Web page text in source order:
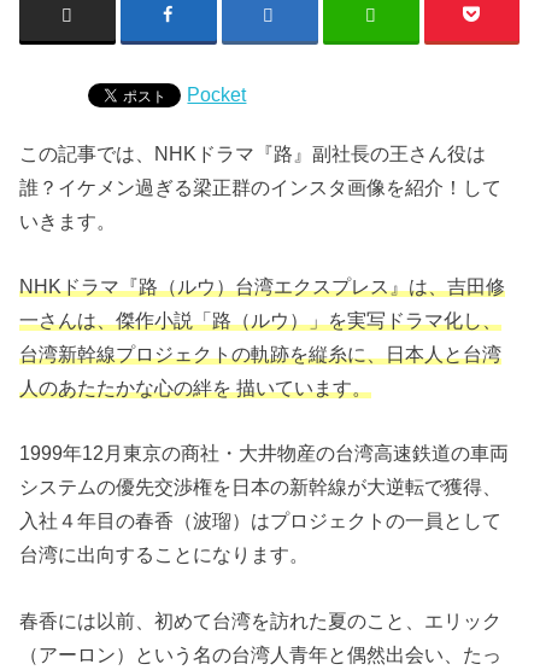
Pocket
この記事では、NHKドラマ『路』副社長の王さん役は
誰？イケメン過ぎる梁正群のインスタ画像を紹介！して
いきます。
NHKドラマ『路（ルウ）台湾エクスプレス』は、吉田修
一さんは、傑作小説「路（ルウ）」を実写ドラマ化し、
台湾新幹線プロジェクトの軌跡を縦糸に、日本人と台湾
人のあたたかな心の絆を 描いています。
1999年12月東京の商社・大井物産の台湾高速鉄道の車両
システムの優先交渉権を日本の新幹線が大逆転で獲得、
入社４年目の春香（波瑠）はプロジェクトの一員として
台湾に出向することになります。
春香には以前、初めて台湾を訪れた夏のこと、エリック
（アーロン）という名の台湾人青年と偶然出会い、たっ